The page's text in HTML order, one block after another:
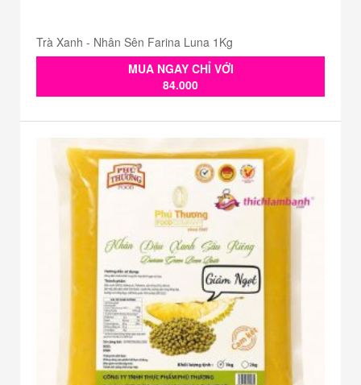
Trà Xanh - Nhân Sên Farina Luna 1Kg
MUA NGAY CHỈ VỚI
84.000